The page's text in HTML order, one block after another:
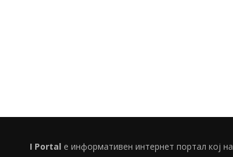
I Portal е информативен интернет портал кој на